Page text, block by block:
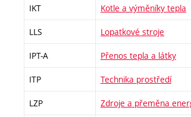
IKT Kotle a výměníky tepla
LLS Lopatkové stroje
IPT-A Přenos tepla a látky
ITP Technika prostředí
LZP Zdroje a přeměna